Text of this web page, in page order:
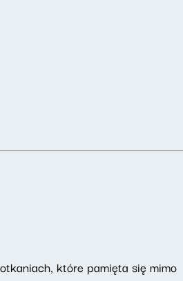
które pamięta się mimo